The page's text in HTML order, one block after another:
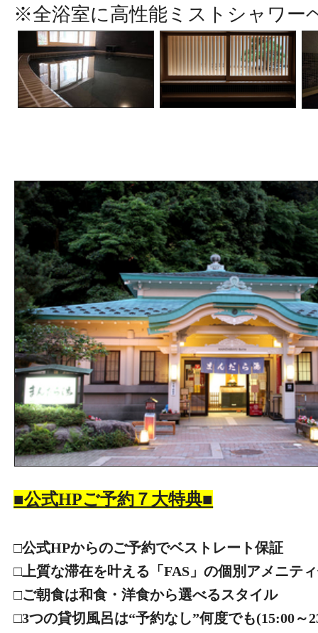
※全浴室に高性能ミストシャワー
■公式HPご予約７大特典■
□公式HPからのご予約でベストレート保証
□上質な滞在を叶える「FAS」の個別アメニテ
□ご朝食は和食・洋食から選べるスタイル
□3つの貸切風呂は“予約なし”何度でも(15:00～